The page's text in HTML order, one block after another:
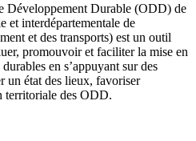
Développement Durable (ODD) de
interdépartementale de
et des transports) est un outil
promouvoir et faciliter la mise en
en s’appuyant sur des
un état des lieux, favoriser
territoriale des ODD.